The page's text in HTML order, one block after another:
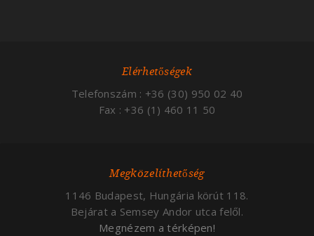
Elérhetőségek
Telefonszám : +36 (30) 950 02 40
Fax : +36 (1) 460 11 50
Megközelíthetőség
1146 Budapest, Hungária körút 118.
Bejárat a Semsey Andor utca felől.
Megnézem a térképen!